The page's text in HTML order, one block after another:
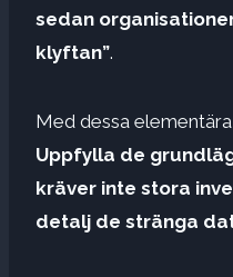
sedan
klyftan”.
Med dessa
Uppfylla de
kräver inte stora
detalj de stränga